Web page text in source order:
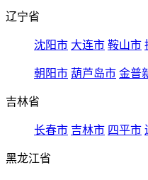
辽宁省
沈阳市 大连市 鞍山市
朝阳市 葫芦岛市 金普
吉林省
长春市 吉林市 四平市
黑龙江省